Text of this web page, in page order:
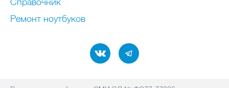
Ремонт нoутбуков